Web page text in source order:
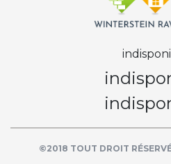
©2018 TOUT DROIT